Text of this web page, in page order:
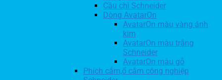
Cầu chì Schneider
Dòng AvatarOn
AvatarOn màu vàng ánh
kim
AvatarOn màu trắng
Schneider
AvatarOn màu gỗ
Phích cắm,ổ cắm công nghiệp